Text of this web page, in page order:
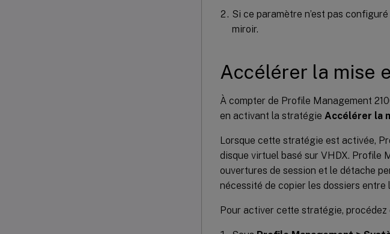
Si ce paramètre n’est pas
miroir.
Accélérer la mise
À compter de Profile Management
en activant la stratégie Accélérer la
Lorsque cette stratégie est activée,
disque virtuel basé sur VHDX. Profile
ouvertures de session et le détache
nécessité de copier les dossiers
Pour activer cette stratégie, procédez